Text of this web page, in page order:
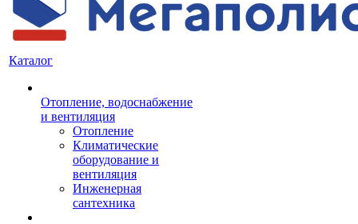
Каталог
Отопление, водоснабжение
и вентиляция
Отопление
Климатические
оборудование и
вентиляция
Инженерная
сантехника